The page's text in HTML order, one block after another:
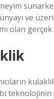
ve
olan gerçek
teknolojinin